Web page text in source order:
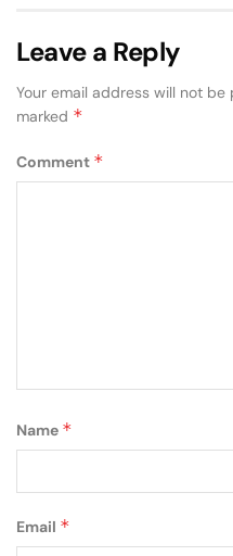
Leave a Reply
Your email address will not be
marked *
Comment *
Name *
Email *